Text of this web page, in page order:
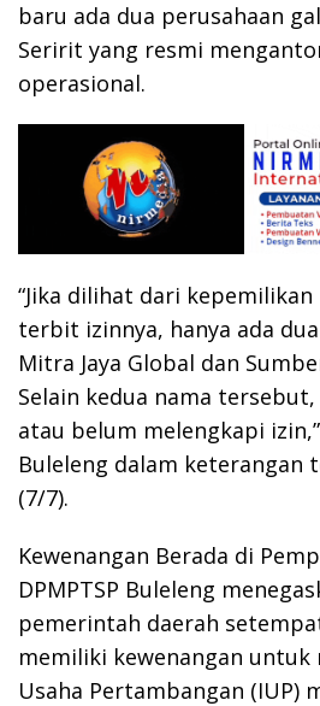
baru ada dua perusahaan
Seririt yang resmi
operasional.
“Jika dilihat dari
terbit izinnya, hanya ada
Mitra Jaya Global dan
Selain kedua nama
atau belum melengkapi
Buleleng dalam keterangan
(7/7).
Kewenangan Berada di
DPMPTSP Buleleng
pemerintah daerah
memiliki kewenangan
Usaha Pertambangan (IUP)